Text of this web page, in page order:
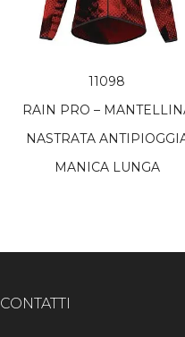
11098
RAIN PRO –
NASTRATA
MANICA LUNGA
CONTATTI